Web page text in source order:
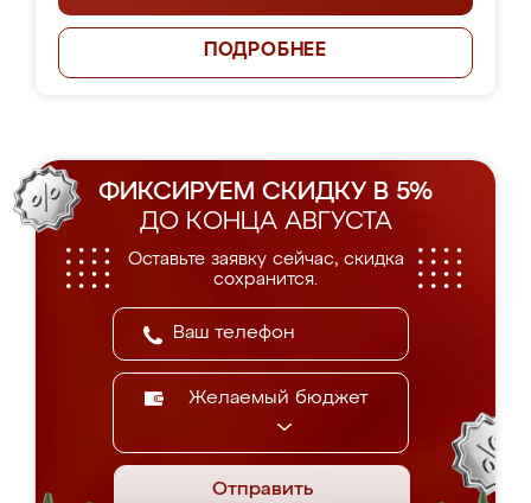
ПОДРОБНЕЕ
ФИКСИРУЕМ СКИДКУ В 5%
ДО КОНЦА АВГУСТА
Оставьте заявку сейчас, скидка
сохранится.
Желаемый бюджет
Отправить